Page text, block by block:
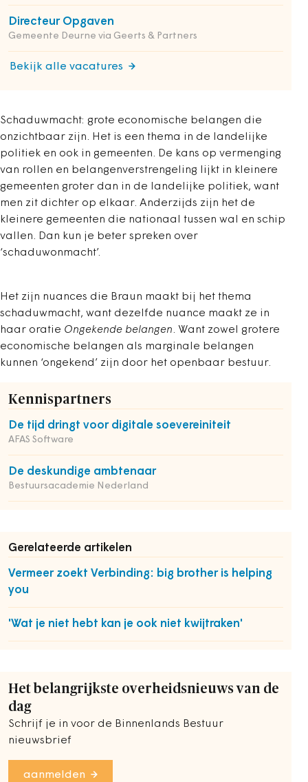
Directeur Opgaven
Gemeente Deurne via Geerts & Partners
Bekijk alle vacatures
Schaduwmacht: grote economische belangen die
onzichtbaar zijn. Het is een thema in de landelijke
politiek en ook in gemeenten. De kans op vermenging
van rollen en belangenverstrengeling lijkt in kleinere
gemeenten groter dan in de landelijke politiek, want
men zit dichter op elkaar. Anderzijds zijn het de
kleinere gemeenten die nationaal tussen wal en schip
vallen. Dan kun je beter spreken over
‘schaduwonmacht’.
Het zijn nuances die Braun maakt bij het thema
schaduwmacht, want dezelfde nuance maakt ze in
haar oratie Ongekende belangen. Want zowel grotere
economische belangen als marginale belangen
kunnen ‘ongekend’ zijn door het openbaar bestuur.
Kennispartners
De tijd dringt voor digitale soevereiniteit
AFAS Software
De deskundige ambtenaar
Bestuursacademie Nederland
Gerelateerde artikelen
Vermeer zoekt Verbinding: big brother is helping
you
'Wat je niet hebt kan je ook niet kwijtraken'
Het belangrijkste overheidsnieuws van de
dag
Schrijf je in voor de Binnenlands Bestuur
nieuwsbrief
aanmelden